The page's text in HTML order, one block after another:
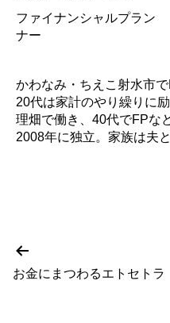
ファイナンシャルプラン
ナー
かわなみ・ちえこ射水市で
20代は家計のやり繰りに
理畑で働き、40代でFPな
2008年に独立。家族は夫
投
稿
の
投
お金にまつわるエトセトラ